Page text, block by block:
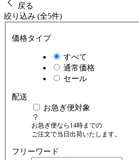
戻る
絞り込み (全5件)
価格タイプ
すべて
通常価格
セール
配送
お急ぎ便対象
お急ぎ便なら14時までの
ご注文で当日出荷いたします。
フリーワード